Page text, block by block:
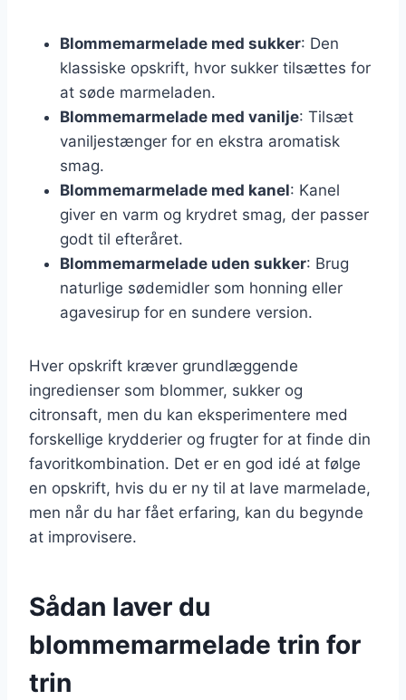
Blommemarmelade med sukker: Den
klassiske opskrift, hvor sukker tilsættes for
at søde marmeladen.
Blommemarmelade med vanilje: Tilsæt
vaniljestænger for en ekstra aromatisk
smag.
Blommemarmelade med kanel: Kanel
giver en varm og krydret smag, der passer
godt til efteråret.
Blommemarmelade uden sukker: Brug
naturlige sødemidler som honning eller
agavesirup for en sundere version.
Hver opskrift kræver grundlæggende
ingredienser som blommer, sukker og
citronsaft, men du kan eksperimentere med
forskellige krydderier og frugter for at finde din
favoritkombination. Det er en god idé at følge
en opskrift, hvis du er ny til at lave marmelade,
men når du har fået erfaring, kan du begynde
at improvisere.
Sådan laver du
blommemarmelade trin for
trin